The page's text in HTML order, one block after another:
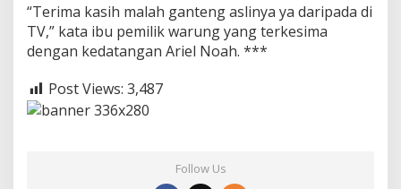
“Terima kasih malah ganteng aslinya ya daripada di
TV,” kata ibu pemilik warung yang terkesima
dengan kedatangan Ariel Noah. ***
Post Views: 3,487
Follow Us